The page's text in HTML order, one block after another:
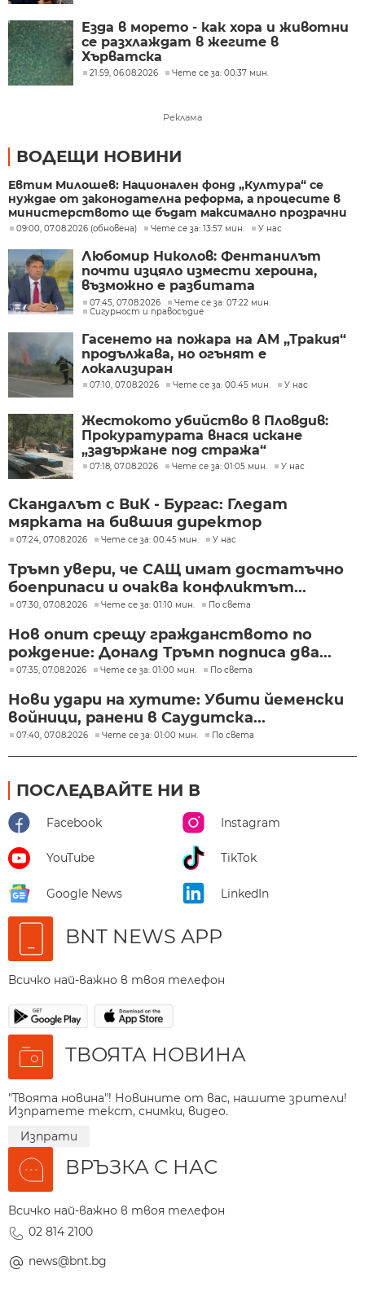
Езда в морето - как хора и животни
се разхлаждат в жегите в
Хърватска
21:59, 06.08.2026 Чете се за: 00:37 мин.
Реклама
ВОДЕЩИ НОВИНИ
Евтим Милошев: Национален фонд „Култура“ се
нуждае от законодателна реформа, а процесите в
министерството ще бъдат максимално прозрачни
09:00, 07.08.2026 (обновена) Чете се за: 13:57 мин. У нас
Любомир Николов: Фентанилът
почти изцяло измести хероина,
възможно е разбитата
лаборатория да е единствената у
нас
07:45, 07.08.2026
Чете се за: 07:22 мин.
Сигурност и правосъдие
Гасенето на пожара на АМ „Тракия“
продължава, но огънят е
локализиран
07:10, 07.08.2026 Чете се за: 00:45 мин. У нас
Жестокото убийство в Пловдив:
Прокуратурата внася искане
„задържане под стража“
07:18, 07.08.2026 Чете се за: 01:05 мин. У нас
Скандалът с ВиК - Бургас: Гледат
мярката на бившия директор
07:24, 07.08.2026 Чете се за: 00:45 мин. У нас
Тръмп увери, че САЩ имат достатъчно
боеприпаси и очаква конфликтът...
07:30, 07.08.2026 Чете се за: 01:10 мин. По света
Нов опит срещу гражданството по
рождение: Доналд Тръмп подписа два...
07:35, 07.08.2026 Чете се за: 01:00 мин. По света
Нови удари на хутите: Убити йеменски
войници, ранени в Саудитска...
07:40, 07.08.2026 Чете се за: 01:00 мин. По света
ПОСЛЕДВАЙТЕ НИ В
Facebook Instagram
YouTube TikTok
Google News LinkedIn
BNT NEWS APP
Всичко най-важно в твоя телефон
ТВОЯТА НОВИНА
"Твоята новина"! Новините от вас, нашите зрители!
Изпратете текст, снимки, видео.
Изпрати
ВРЪЗКА С НАС
Всичко най-важно в твоя телефон
02 814 2100
news@bnt.bg